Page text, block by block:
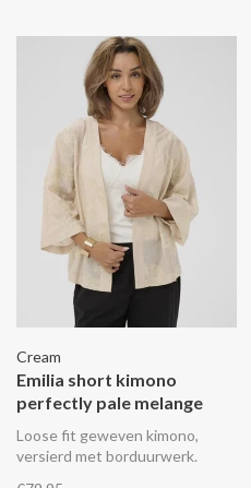
Cream
Emilia short kimono
perfectly pale melange
Loose fit geweven kimono,
versierd met borduurwerk.